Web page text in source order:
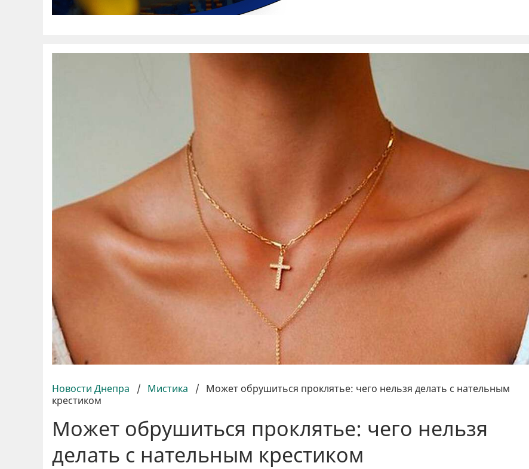
Новости Днепра / Мистика / Может обрушиться проклятье: чего нельзя делать с нательным
крестиком
Может обрушиться проклятье: чего нельзя
делать с нательным крестиком